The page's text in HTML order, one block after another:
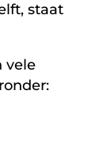
staat
vele